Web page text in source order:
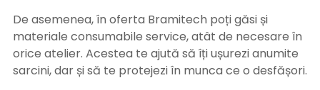
De asemenea, în oferta Bramitech poți găsi și
materiale consumabile service, atât de necesare în
orice atelier. Acestea te ajută să îți ușurezi anumite
sarcini, dar și să te protejezi în munca ce o desfășori.